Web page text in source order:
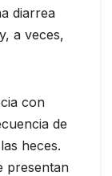
diarrea
a veces,
con
de
heces.
presentan